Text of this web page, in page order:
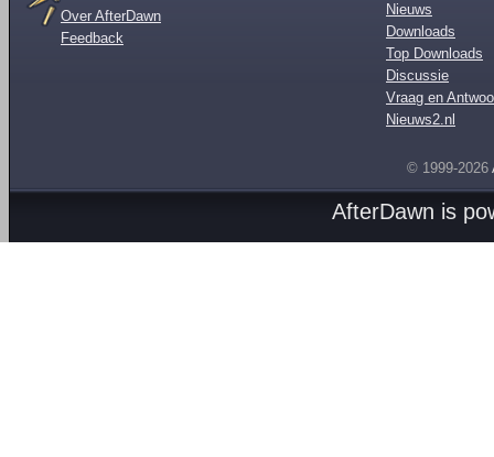
Over AfterDawn
Feedback
Nieuws
Downloads
Top Downloads
Discussie
Vraag en
Nieuws2.nl
© 1999-2026
AfterDawn is